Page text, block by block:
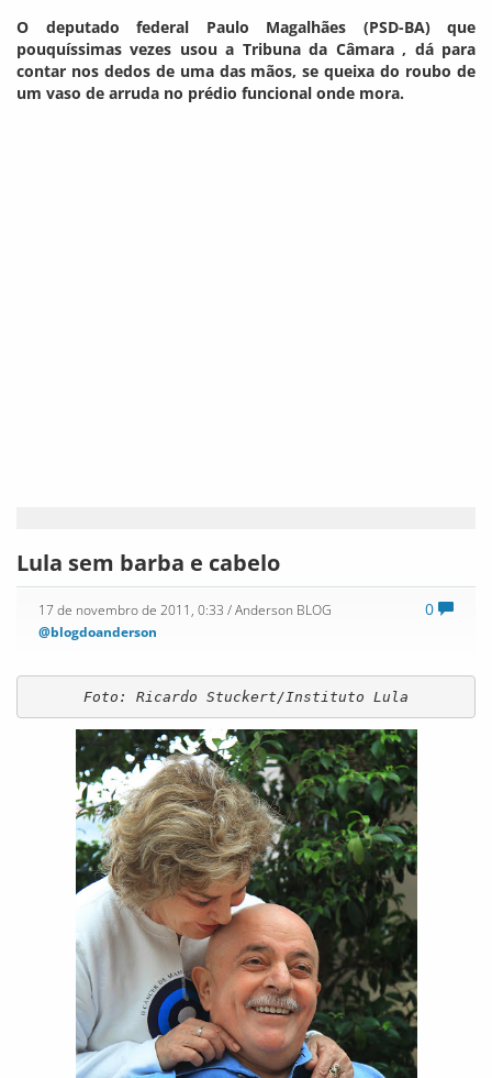
O deputado federal Paulo Magalhães (PSD-BA) que
pouquíssimas vezes usou a Tribuna da Câmara , dá para
contar nos dedos de uma das mãos, se queixa do roubo de
um vaso de arruda no prédio funcional onde mora.
Lula sem barba e cabelo
0
17 de novembro de 2011, 0:33 / Anderson BLOG
@blogdoanderson
Foto: Ricardo Stuckert/I​nstituto Lula